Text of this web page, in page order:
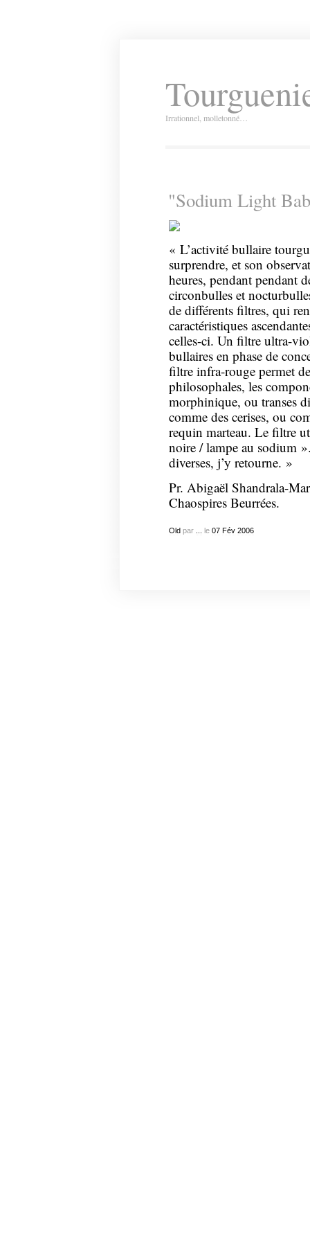
Irrationnel, molletonné…
"Sodium Light
« L’activité bullaire
surprendre, et son
heures, pendant pendant
circonbulles et
de différents filtres, qui
caractéristiques
celles-ci. Un filtre ultra-
bullaires en phase de
filtre infra-rouge permet
philosophales, les
morphinique, ou transes
comme des cerises, ou
requin marteau. Le filtre
noire / lampe au sodium
diverses, j’y retourne. »
Pr. Abigaël Shandrala-
Chaospires Beurrées.
Oldpar le 07 Fév 2006